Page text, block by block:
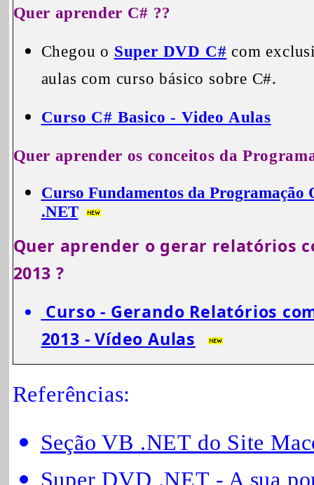
Quer aprender C# ??
Chegou o Super DVD C# com
aulas com curso básico sobre C#.
Curso C# Basico - Video Aulas
Quer aprender os conceitos da
Curso Fundamentos da Programação
.NET
Quer aprender o gerar relatórios
2013 ?
Curso - Gerando Relatórios
2013 - Vídeo Aulas
Referências:
Seção VB .NET do Site
Super DVD .NET - A sua